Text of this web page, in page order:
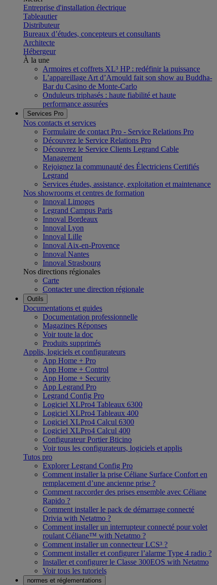
Entreprise d'installation électrique
Tableautier
Distributeur
Bureaux d’études, concepteurs et consultants
Architecte
Hébergeur
À la une
Armoires et coffrets XL³ HP : redéfinir la puissance
L’appareillage Art d’Arnould fait son show au Buddha-
Bar du Casino de Monte-Carlo
Onduleurs triphasés : haute fiabilité et haute
performance assurées
Services Pro
Nos contacts et services
Formulaire de contact Pro - Service Relations Pro
Découvrez le Service Relations Pro
Découvrez le Service Clients Legrand Cable
Management
Rejoignez la communauté des Électriciens Certifiés
Legrand
Services études, assistance, exploitation et maintenance
Nos showrooms et centres de formation
Innoval Limoges
Legrand Campus Paris
Innoval Bordeaux
Innoval Lyon
Innoval Lille
Innoval Aix-en-Provence
Innoval Nantes
Innoval Strasbourg
Nos directions régionales
Carte
Contacter une direction régionale
Outils
Documentations et guides
Documentation professionnelle
Magazines Réponses
Voir toute la doc
Produits supprimés
Applis, logiciels et configurateurs
App Home + Pro
App Home + Control
App Home + Security
App Legrand Pro
Legrand Config Pro
Logiciel XLPro4 Tableaux 6300
Logiciel XLPro4 Tableaux 400
Logiciel XLPro4 Calcul 6300
Logiciel XLPro4 Calcul 400
Configurateur Portier Bticino
Voir tous les configurateurs, logiciels et applis
Tutos pro
Explorer Legrand Config Pro
Comment installer la prise Céliane Surface Confort en
remplacement d’une ancienne prise ?
Comment raccorder des prises ensemble avec Céliane
Rapido ?
Comment installer le pack de démarrage connecté
Drivia with Netatmo ?
Comment installer un interrupteur connecté pour volet
roulant Céliane™ with Netatmo ?
Comment installer un connecteur LCS³ ?
Comment installer et configurer l’alarme Type 4 radio ?
Installer et configurer le Classe 300EOS with Netatmo
Voir tous les tutoriels
normes et réglementations